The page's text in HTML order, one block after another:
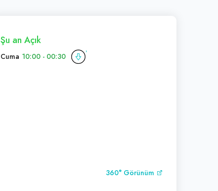
Şu an Açık
Cuma 10:00 - 00:30
360° Görünüm